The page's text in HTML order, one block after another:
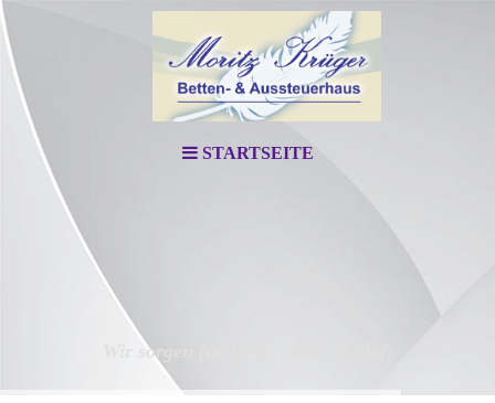
STARTSEITE
Wir sorgen für Ihren guten Schlaf.